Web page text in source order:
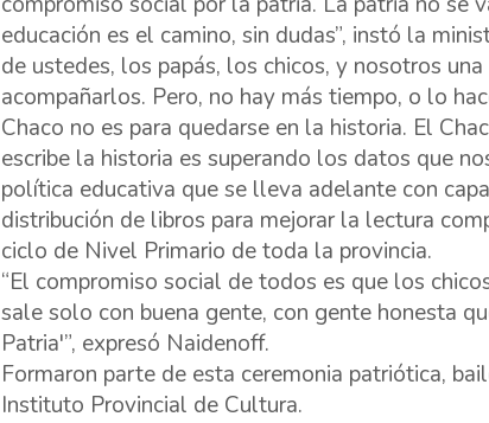
educación es el camino, sin dudas”, instó la
de ustedes, los papás, los chicos, y nosotros
acompañarlos. Pero, no hay más tiempo, o lo
Chaco no es para quedarse en la historia. El
escribe la historia es superando los datos que
política educativa que se lleva adelante con
distribución de libros para mejorar la lectura
ciclo de Nivel Primario de toda la provincia.
“El compromiso social de todos es que los
sale solo con buena gente, con gente honesta
Patria'”, expresó Naidenoff.
Formaron parte de esta ceremonia patriótica,
Instituto Provincial de Cultura.